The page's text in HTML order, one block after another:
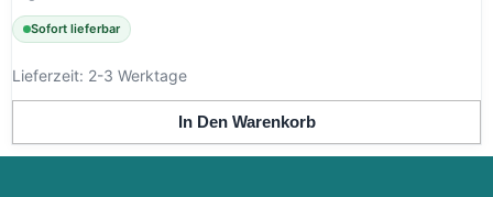
Sofort lieferbar
Lieferzeit: 2-3 Werktage
In Den Warenkorb